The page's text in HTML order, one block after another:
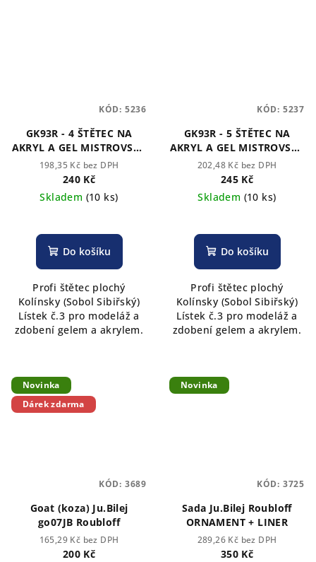
GK93R - 4 ŠTĚTEC NA
AKRYL A GEL MISTROVSKÝ
ROUBLOFF
198,35 Kč bez DPH
240 Kč
Skladem (10 ks)
Do košíku
Profi štětec plochý
Kolínsky (Sobol Sibiřský)
Lístek č.3 pro modeláž a
zdobení gelem a akrylem.
KÓD: 5236
GK93R - 5 ŠTĚTEC NA
AKRYL A GEL MISTROVSKÝ
ROUBLOFF
202,48 Kč bez DPH
245 Kč
Skladem (10 ks)
Do košíku
Profi štětec plochý
Kolínsky (Sobol Sibiřský)
Lístek č.3 pro modeláž a
zdobení gelem a akrylem.
KÓD: 5237
Novinka
Dárek zdarma
Goat (koza) Ju.Bilej
go07JB Roubloff
165,29 Kč bez DPH
200 Kč
KÓD: 3689
Novinka
Sada Ju.Bilej Roubloff
ORNAMENT + LINER
289,26 Kč bez DPH
350 Kč
KÓD: 3725